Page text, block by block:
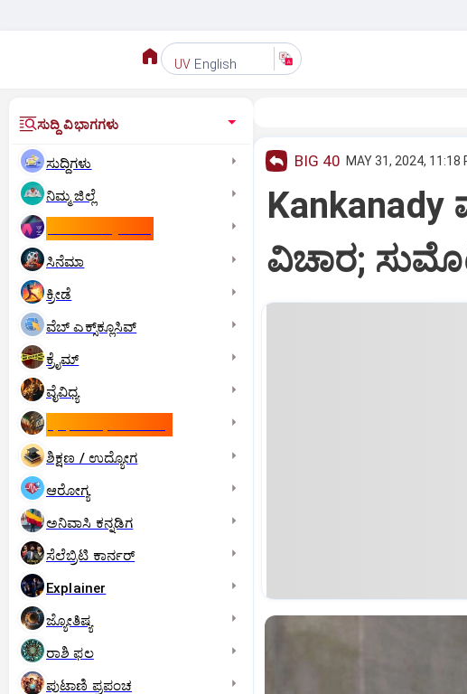
UV English
ಸುದ್ದಿ ವಿಭಾಗಗಳು
ಸುದ್ದಿಗಳು
ನಿಮ್ಮ ಜಿಲ್ಲೆ
ಸಿನೆಮಾ
ಕ್ರೀಡೆ
ವೆಬ್ ಎಕ್ಸ್‌ಕ್ಲೂಸಿವ್
ಕ್ರೈಮ್
ವೈವಿಧ್ಯ
ಶಿಕ್ಷಣ / ಉದ್ಯೋಗ
ಆರೋಗ್ಯ
ಅನಿವಾಸಿ ಕನ್ನಡಿಗ
ಸೆಲೆಬ್ರಿಟಿ ಕಾರ್ನರ್‌
Explainer
ಜ್ಯೋತಿಷ್ಯ
ರಾಶಿ ಫಲ
ಪುಟಾಣಿ ಪ್ರಪಂಚ
BIG 40 MAY 31, 2024, 11:18
ವಿಚಾರ;